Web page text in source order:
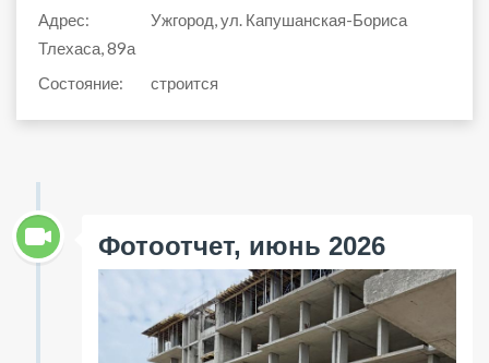
Адрес:
Ужгород, ул. Капушанская-Бориса
Тлехаса, 89а
Состояние:
строится
Фотоотчет, июнь 2026